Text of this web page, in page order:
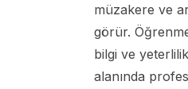
müzakere ve
görür.
bilgi ve
alanında